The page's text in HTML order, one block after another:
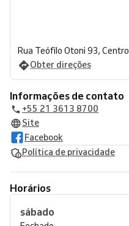
Rua Teófilo Otoni 93, Centro
Obter direções
Informações de contato
+55 21 3613 8700
Site
Facebook
Política de privacidade
Horários
sábado